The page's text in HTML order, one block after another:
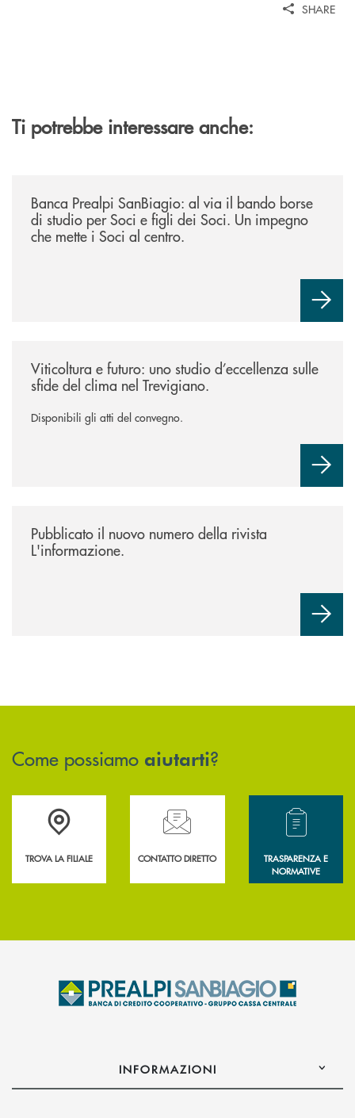
SHARE
Ti potrebbe interessare anche:
Banca Prealpi SanBiagio: al via il bando borse
di studio per Soci e figli dei Soci. Un impegno
che mette i Soci al centro.
Viticoltura e futuro: uno studio d’eccellenza sulle
sfide del clima nel Trevigiano.
Disponibili gli atti del convegno.
Pubblicato il nuovo numero della rivista
L'informazione.
Come possiamo aiutarti?
Accedi all' elenco completo delle filiali .
TROVA LA FILIALE
Hai bisogno di assistenza immediata?
CONTATTO DIRETTO
Hai bisogno di
TRASPARENZA E
NORMATIVE
INFORMAZIONI